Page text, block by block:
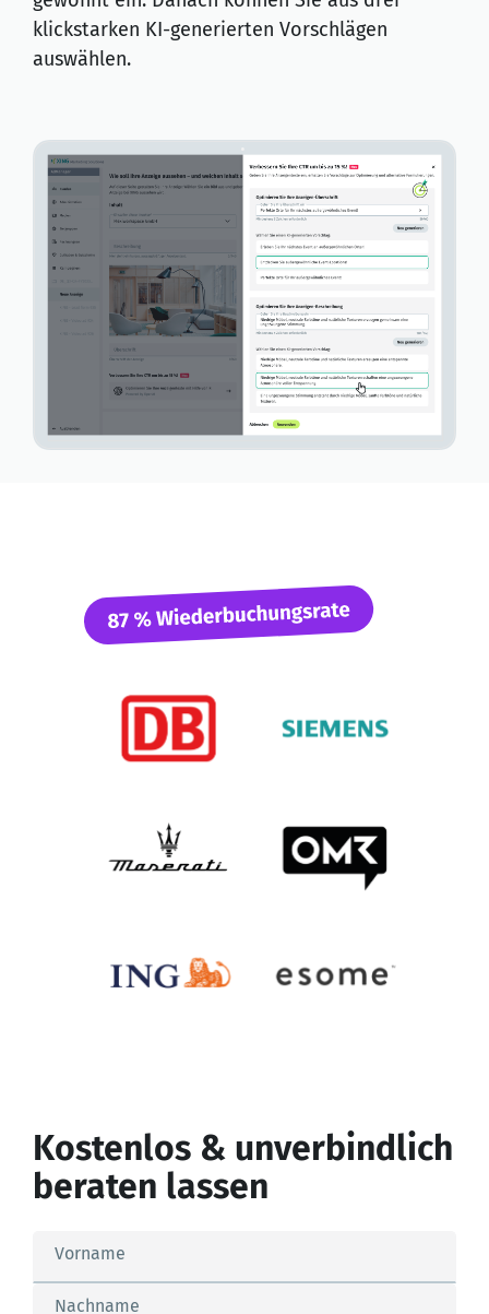
klickstarken KI-generierten Vorschlägen
auswählen.
Kostenlos & unverbindlich
beraten lassen
Vorname
Nachname